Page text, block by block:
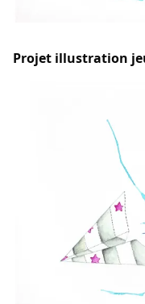
Projet illustration